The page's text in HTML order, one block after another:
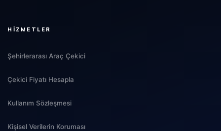
HIZMETLER
Şehirlerarası Araç Çekici
Çekici Fiyatı Hesapla
Kullanım Sözleşmesi
Kişisel Verilerin Koruması